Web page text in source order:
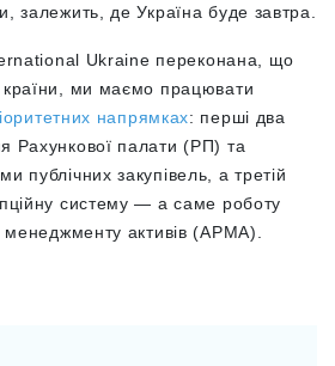
залежить, де Україна буде завтра.
Ukraine переконана, що
ми маємо працювати
напрямках: перші два
Рахункової палати (РП) та
публічних закупівель, а третій
систему — а саме роботу
менеджменту активів (АРМА).